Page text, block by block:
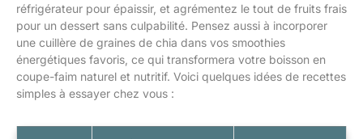
réfrigérateur pour épaissir, et agrémentez le tout de fruits frais
pour un dessert sans culpabilité. Pensez aussi à incorporer
une cuillère de graines de chia dans vos smoothies
énergétiques favoris, ce qui transformera votre boisson en
coupe-faim naturel et nutritif. Voici quelques idées de recettes
simples à essayer chez vous :